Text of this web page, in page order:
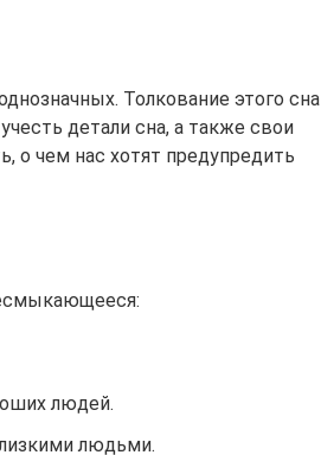
Толкование этого сна
детали сна, а также свои
о чем нас хотят предупредить
людей.
людьми.